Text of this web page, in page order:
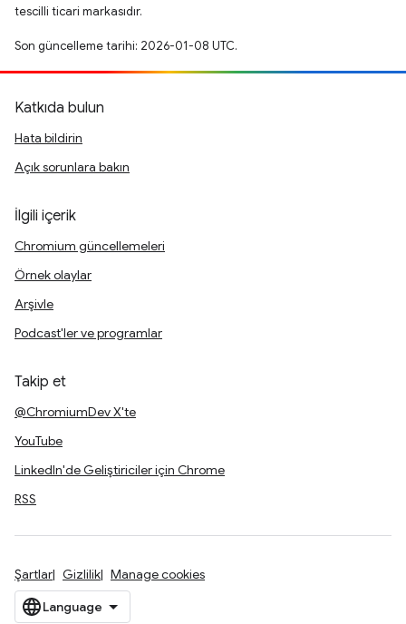
tescilli ticari markasıdır.
Son güncelleme tarihi: 2026-01-08 UTC.
Katkıda bulun
Hata bildirin
Açık sorunlara bakın
İlgili içerik
Chromium güncellemeleri
Örnek olaylar
Arşivle
Podcast'ler ve programlar
Takip et
@ChromiumDev X'te
YouTube
LinkedIn'de Geliştiriciler için Chrome
RSS
Şartlar Gizlilik Manage cookies